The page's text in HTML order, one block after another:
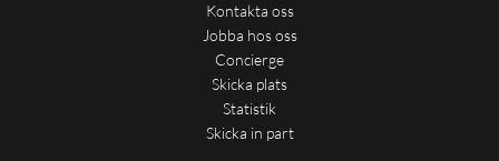
Kontakta oss
Jobba hos oss
Concierge
Skicka plats
Statistik
Skicka in part